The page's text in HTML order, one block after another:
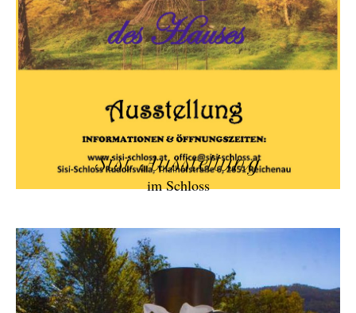
Sisi Ausstellung
im Schloss